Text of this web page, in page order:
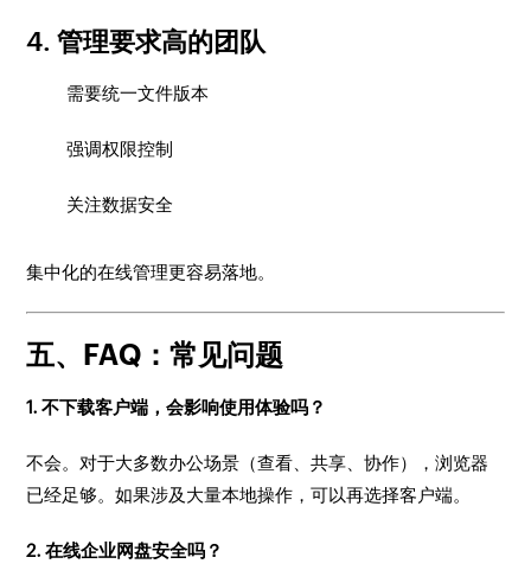
4. 管理要求高的团队
需要统一文件版本
强调权限控制
关注数据安全
集中化的在线管理更容易落地。
五、FAQ：常见问题
1. 不下载客户端，会影响使用体验吗？
不会。对于大多数办公场景（查看、共享、协作），浏览器
已经足够。如果涉及大量本地操作，可以再选择客户端。
2. 在线企业网盘安全吗？